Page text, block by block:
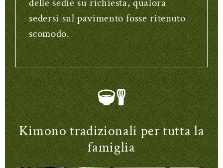
sedersi sul pavimento fosse ritenuto
scomodo.
Kimono tradizionali per tutta la
famiglia